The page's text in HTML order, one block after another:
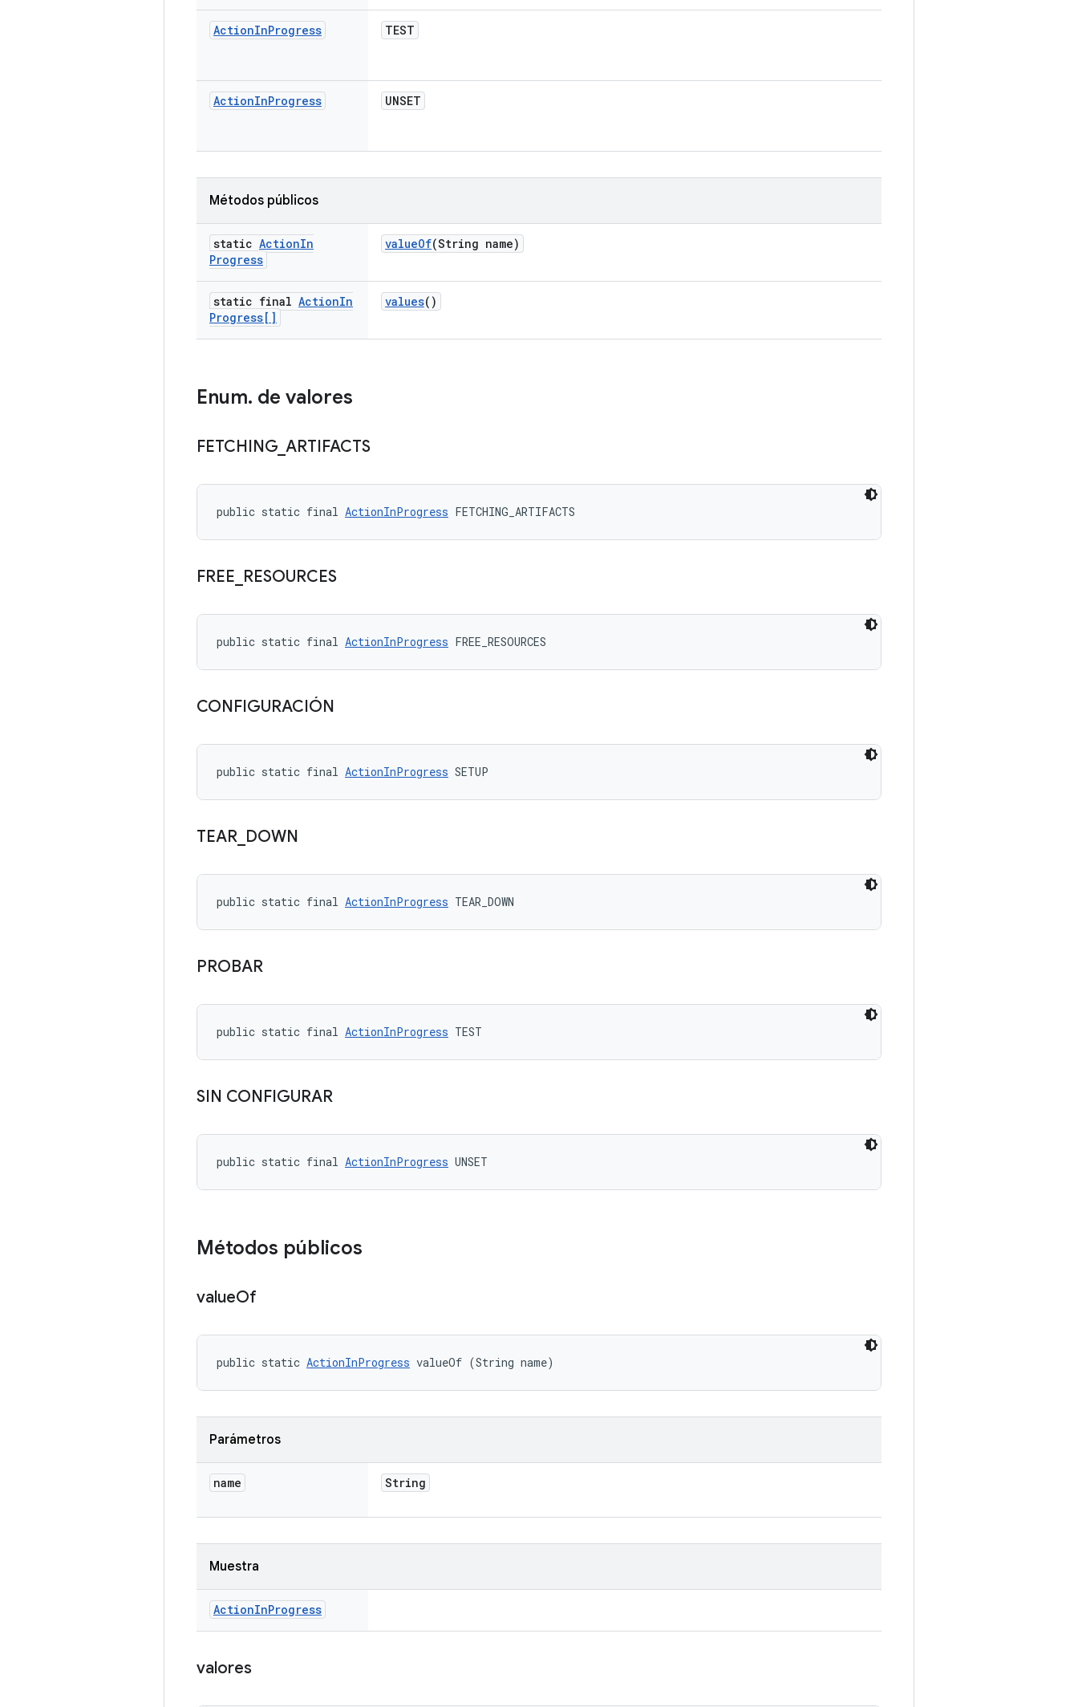
ActionInProgress TEST
ActionInProgress UNSET
Métodos públicos
static ActionIn
Progress
valueOf(String name)
static final ActionIn
Progress[]
values()
Enum. de valores
FETCHING ARTIFACTS
public static final ActionInProgress FETCHING_ARTIFACTS
FREE RESOURCES
public static final ActionInProgress FREE_RESOURCES
CONFIGURACIÓN
public static final ActionInProgress SETUP
TEAR DOWN
public static final ActionInProgress TEAR_DOWN
PROBAR
public static final ActionInProgress TEST
SIN CONFIGURAR
public static final ActionInProgress UNSET
Métodos públicos
valueOf
public static ActionInProgress valueOf (String name)
Parámetros
name String
Muestra
ActionInProgress
valores